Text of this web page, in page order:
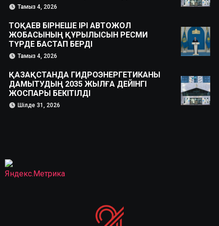
Тамыз 4, 2026
ТОҚАЕВ БІРНЕШЕ ІРІ АВТОЖОЛ
ЖОБАСЫНЫҢ ҚҰРЫЛЫСЫН РЕСМИ
ТҮРДЕ БАСТАП БЕРДІ
Тамыз 4, 2026
ҚАЗАҚСТАНДА ГИДРОЭНЕРГЕТИКАНЫ
ДАМЫТУДЫҢ 2035 ЖЫЛҒА ДЕЙІНГІ
ЖОСПАРЫ БЕКІТІЛДІ
Шілде 31, 2026